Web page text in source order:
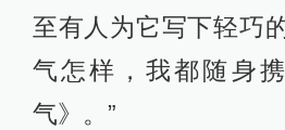
至有人为它写下轻巧
气怎样，我都随身
气》。”